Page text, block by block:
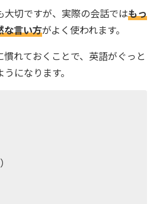
大切ですが、実際の会話ではもっ
な言い方がよく使われます。
慣れておくことで、英語がぐっと
になります。